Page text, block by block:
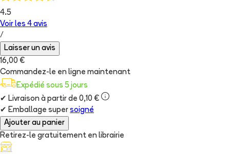
4.5
Voir les 4 avis
/
Laisser un avis
16,00 €
Commandez-le en ligne maintenant
Expédié sous 5 jours
✔ Livraison à partir de 0,10 €
✔ Emballage super soigné
Ajouter au panier
Retirez-le gratuitement en librairie